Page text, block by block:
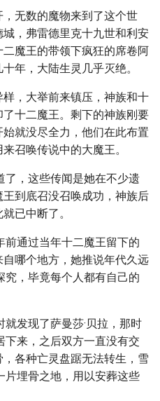
无数的魔物来到了这个世
，弗雷德里克十九世和利安
魔王的带领下疯狂的席卷阿
年，大陆生灵几乎灭绝。
，大举前来镇压，神族和十
十二魔王。剩下的神族刚要
就没尽全力，他们在此布置
召唤传说中的大魔王。
了，这些传闻是她在不少遗
到底召没召唤成功，神族后
已中断了。
前通过当年十二魔王留下的
哪个地方，她推说年代久远
究，毕竟每个人都有自己的
就发现了萨曼莎·贝拉，那时
下来，之后双方一直没有交
各种亡灵盘踞无法转生，雪
片埋骨之地，用以安葬这些